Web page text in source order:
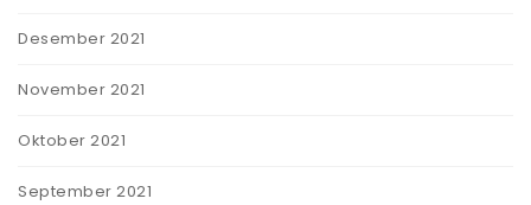
Desember 2021
November 2021
Oktober 2021
September 2021